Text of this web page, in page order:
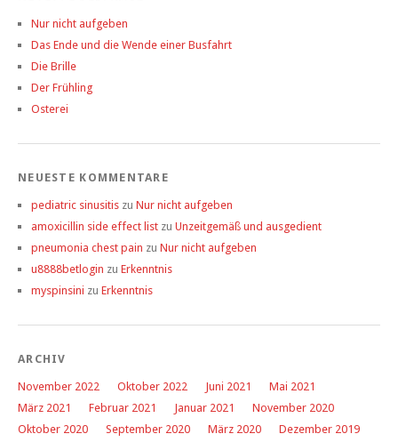
Nur nicht aufgeben
Das Ende und die Wende einer Busfahrt
Die Brille
Der Frühling
Osterei
NEUESTE KOMMENTARE
pediatric sinusitis zu Nur nicht aufgeben
amoxicillin side effect list zu Unzeitgemäß und ausgedient
pneumonia chest pain zu Nur nicht aufgeben
u8888betlogin zu Erkenntnis
myspinsini zu Erkenntnis
ARCHIV
November 2022 Oktober 2022 Juni 2021
Mai 2021
März 2021
Februar 2021 Januar 2021
November 2020
Oktober 2020
September 2020 März 2020
Dezember 2019